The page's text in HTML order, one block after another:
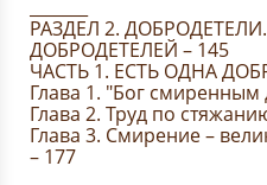
РАЗДЕЛ 2.
ДОБРОДЕТЕЛЕЙ – 145
ЧАСТЬ 1. ЕСТЬ ОДНА
Глава 1. "Бог смиренным
Глава 2. Труд по
Глава 3. Смирение –
– 177